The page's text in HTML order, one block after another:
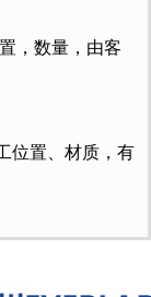
，数量，由客
位置、材质，有